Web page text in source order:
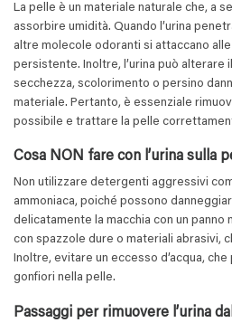
La pelle è un materiale naturale che, a
assorbire umidità. Quando l’urina
altre molecole odoranti si attaccano
persistente. Inoltre, l’urina può alterare
secchezza, scolorimento o persino
materiale. Pertanto, è essenziale
possibile e trattare la pelle
Cosa NON fare con l’urina sulla
Non utilizzare detergenti aggressivi
ammoniaca, poiché possono
delicatamente la macchia con un
con spazzole dure o materiali abrasivi,
Inoltre, evitare un eccesso d’acqua,
gonfiori nella pelle.
Passaggi per rimuovere l’urina